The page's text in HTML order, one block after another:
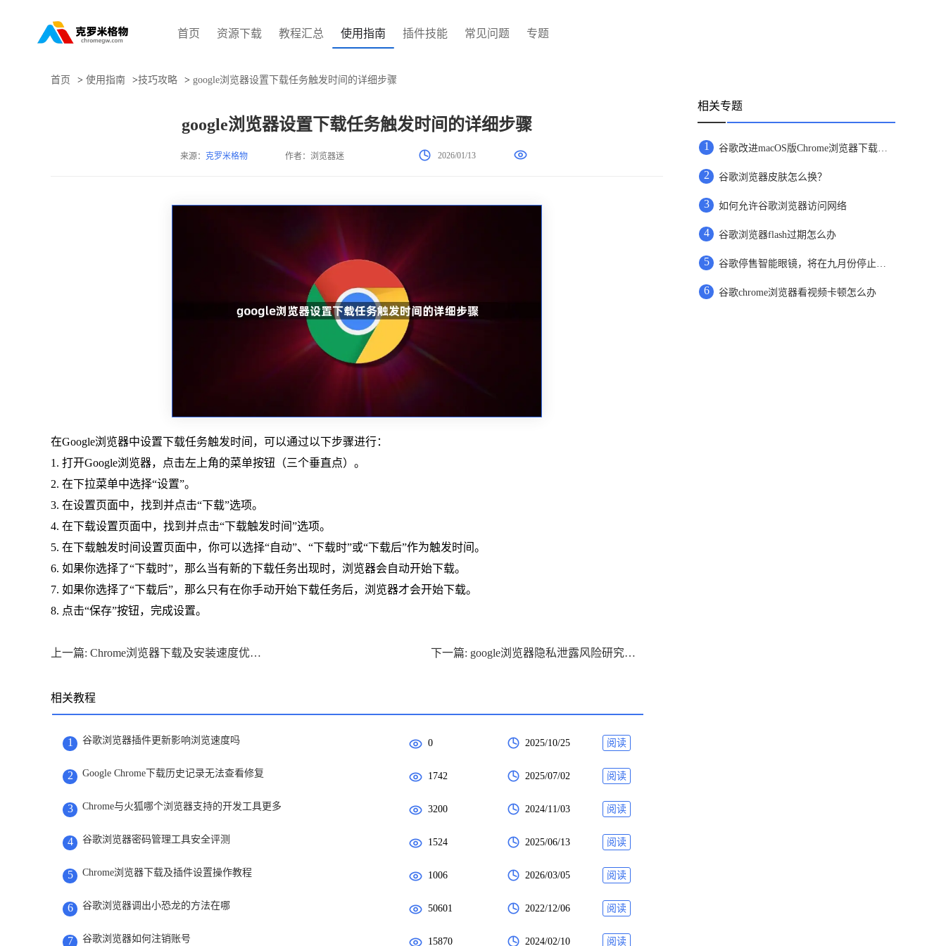
首页 资源下载 教程汇总 使用指南 插件技能 常见问题 专题
首页 > 使用指南 >技巧攻略 > google浏览器设置下载任务触发时间的详细步骤
google浏览器设置下载任务触发时间的详细步骤
来源： 克罗米格物 作者：浏览器迷 2026/01/13
在Google浏览器中设置下载任务触发时间，可以通过以下步骤进行：
1. 打开Google浏览器，点击左上角的菜单按钮（三个垂直点）。
2. 在下拉菜单中选择“设置”。
3. 在设置页面中，找到并点击“下载”选项。
4. 在下载设置页面中，找到并点击“下载触发时间”选项。
5. 在下载触发时间设置页面中，你可以选择“自动”、“下载时”或“下载后”作为触发时间。
6. 如果你选择了“下载时”，那么当有新的下载任务出现时，浏览器会自动开始下载。
7. 如果你选择了“下载后”，那么只有在你手动开始下载任务后，浏览器才会开始下载。
8. 点击“保存”按钮，完成设置。
上一篇: Chrome浏览器下载及安装速度优化操作技巧教程 下一篇: google浏览器隐私泄露风险研究报告
相关教程
1 谷歌浏览器插件更新影响浏览速度吗 0 2025/10/25 阅读
2 Google Chrome下载历史记录无法查看修复 1742 2025/07/02 阅读
3 Chrome与火狐哪个浏览器支持的开发工具更多 3200 2024/11/03 阅读
4 谷歌浏览器密码管理工具安全评测 1524 2025/06/13 阅读
5 Chrome浏览器下载及插件设置操作教程 1006 2026/03/05 阅读
6 谷歌浏览器调出小恐龙的方法在哪 50601 2022/12/06 阅读
7 谷歌浏览器如何注销账号 15870 2024/02/10 阅读
相关专题
1 谷歌改进macOS版Chrome浏览器下载体验
2 谷歌浏览器皮肤怎么换？
3 如何允许谷歌浏览器访问网络
4 谷歌浏览器flash过期怎么办
5 谷歌停售智能眼镜，将在九月份停止相关功能支持
6 谷歌chrome浏览器看视频卡顿怎么办